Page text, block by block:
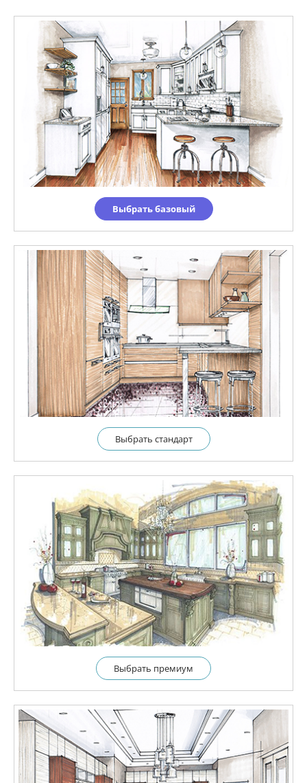
Выбрать базовый
Выбрать cтандарт
Выбрать премиум